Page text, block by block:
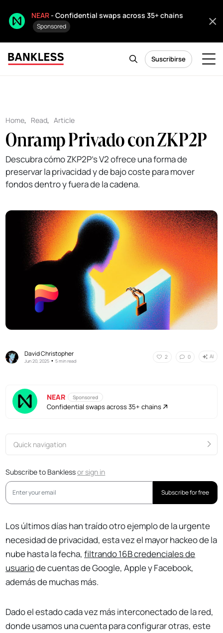
NEAR- Confidential swaps across 35+ chains
Sponsored
Suscribirse
Home, Read,Article
Onramp Privado con ZKP2P
Descubra cómo ZKP2P's V2 ofrece una forma de
preservar la privacidad y de bajo coste para mover
fondos dentro y fuera de la cadena.
David Christopher
Jun 20, 2025 •5 min read
2 0 AI
NEAR Sponsored
Confidential swaps across 35+ chains
Quick navigation
Subscribe to Banklessorsign in
Subscribe for free
Los últimos días han traído otro ejemplo de la urgente
necesidad de privacidad, esta vez el mayor hackeo de la
nube hasta la fecha,filtrando 16B credenciales de
usuariode cuentas de Google, Apple y Facebook,
además de muchas más.
Dado el estado cada vez más interconectado de la red,
donde usamos una cuenta para configurar otras, este